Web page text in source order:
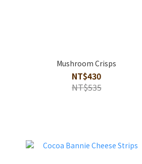
Mushroom Crisps
NT$430
NT$535